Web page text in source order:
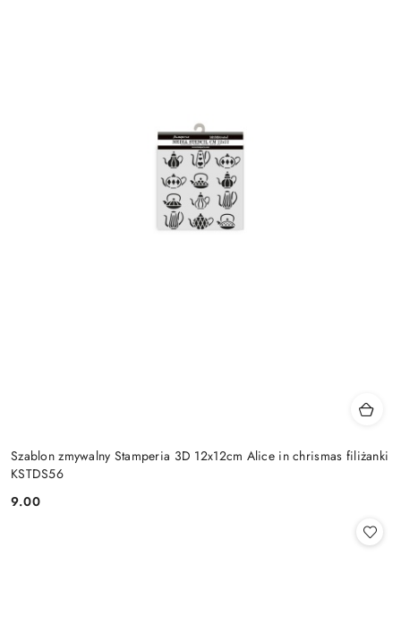
Szablon zmywalny Stamperia 3D 12x12cm Alice in chrismas filiżanki
KSTDS56
Cena:
9.00